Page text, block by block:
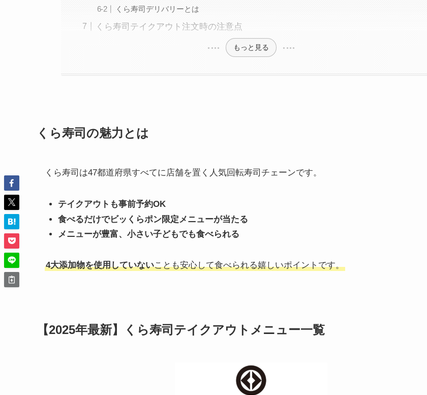
くら寿司デリバリーとは
くら寿司テイクアウト注文時の注意点
もっと見る
くら寿司の魅力とは
くら寿司は47都道府県すべてに店舗を置く人気回転寿司チェーンです。
テイクアウトも事前予約OK
食べるだけでビッくらポン限定メニューが当たる
メニューが豊富、小さい子どもでも食べられる
4大添加物を使用していないことも安心して食べられる嬉しいポイントです。
【2025年最新】くら寿司テイクアウトメニュー一覧